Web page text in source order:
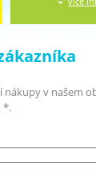
nákupy v našem
*.